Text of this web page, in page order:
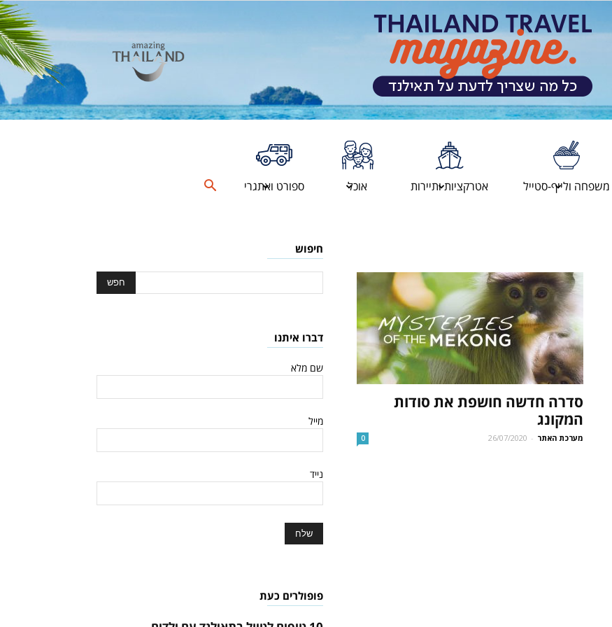
לתאילנד
משפחה ולייף-סטייל אטרקציות ותיירות אוכל ספורט ואתגרי
סדרה חדשה חושפת את סודות
המקונג
מערכת האתר -
26/07/2020
0
חיפוש
דברו איתנו
שם מלא
מייל
נייד
פופולרים כעת